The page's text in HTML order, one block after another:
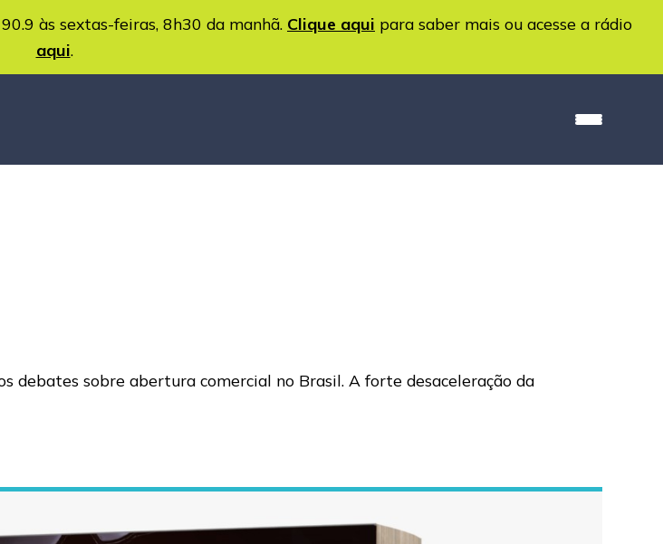
às sextas-feiras, 8h30 da manhã. Clique aqui para saber mais ou acesse a rádio
aqui.
debates sobre abertura comercial no Brasil. A forte desaceleração da